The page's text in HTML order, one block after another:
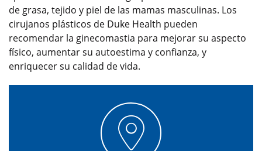
de grasa, tejido y piel de las mamas masculinas. Los
cirujanos plásticos de Duke Health pueden
recomendar la ginecomastia para mejorar su aspecto
físico, aumentar su autoestima y confianza, y
enriquecer su calidad de vida.